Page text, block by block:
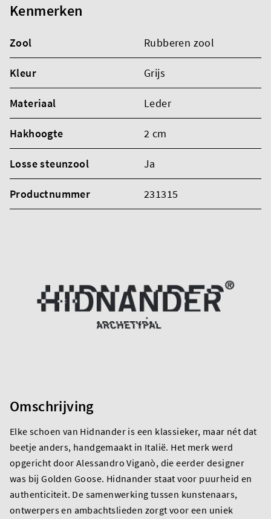
Kenmerken
Zool Rubberen zool
Kleur Grijs
Materiaal Leder
Hakhoogte 2 cm
Losse steunzool Ja
Productnummer 231315
Omschrijving
Elke schoen van Hidnander is een klassieker, maar nét dat
beetje anders, handgemaakt in Italië. Het merk werd
opgericht door Alessandro Viganò, die eerder designer
was bij Golden Goose. Hidnander staat voor puurheid en
authenticiteit. De samenwerking tussen kunstenaars,
ontwerpers en ambachtslieden zorgt voor een uniek